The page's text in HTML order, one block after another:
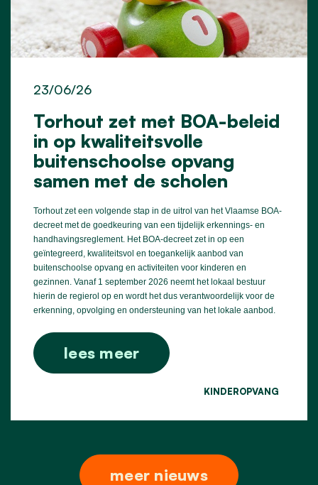
Torhout zet met BOA-beleid
in op kwaliteitsvolle
buitenschoolse opvang
samen met de scholen
23/06/26
Torhout zet een volgende stap in de uitrol van het Vlaamse BOA-
decreet met de goedkeuring van een tijdelijk erkennings- en
handhavingsreglement. Het BOA-decreet zet in op een
geïntegreerd, kwaliteitsvol en toegankelijk aanbod van
buitenschoolse opvang en activiteiten voor kinderen en
gezinnen. Vanaf 1 september 2026 neemt het lokaal bestuur
hierin de regierol op en wordt het dus verantwoordelijk voor de
erkenning, opvolging en ondersteuning van het lokale aanbod.
lees meer
KINDEROPVANG
meer nieuws